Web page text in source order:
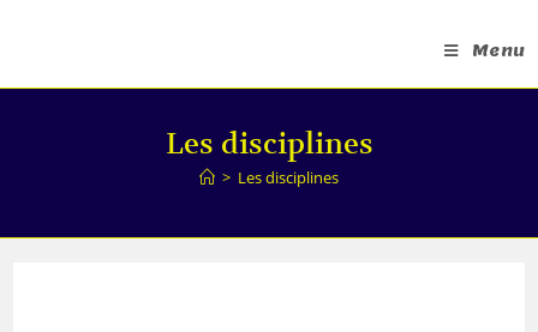
Menu
Les disciplines
> Les disciplines